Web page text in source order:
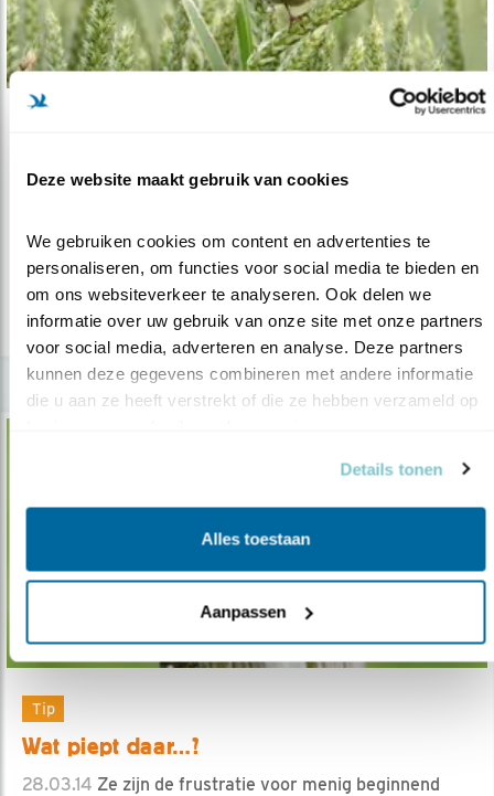
Deze website maakt gebruik van cookies
We gebruiken cookies om content en advertenties te
personaliseren, om functies voor social media te bieden en
om ons websiteverkeer te analyseren. Ook delen we
informatie over uw gebruik van onze site met onze partners
voor social media, adverteren en analyse. Deze partners
kunnen deze gegevens combineren met andere informatie
die u aan ze heeft verstrekt of die ze hebben verzameld op
Details tonen
Alles toestaan
Aanpassen
hoogtepunt. Er trekken dan ..
lees meer
Tip
Wat piept daar…?
28.03.14 Ze zijn de frustratie voor menig beginnend